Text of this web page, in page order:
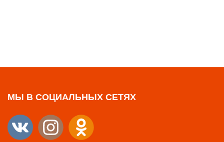
МЫ В СОЦИАЛЬНЫХ СЕТЯХ